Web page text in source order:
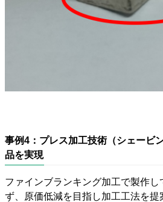
事例4：プレス加工技術（シェービ
品を実現
ファインブランキング加工で製作
ず、原価低減を目指し加工工法を